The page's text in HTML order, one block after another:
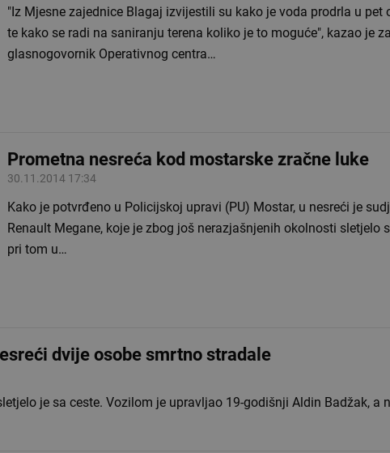
"Iz Mjesne zajednice Blagaj izvijestili su kako je voda prodrla u pet
te kako se radi na saniranju terena koliko je to moguće", kazao je
glasnogovornik Operativnog centra…
Prometna nesreća kod mostarske zračne luke
30.11.2014 17:34
Kako je potvrđeno u Policijskoj upravi (PU) Mostar, u nesreći je
Renault Megane, koje je zbog još nerazjašnjenih okolnosti sletjelo
pri tom u…
dvije osobe smrtno stradale
je sa ceste. Vozilom je upravljao 19-godišnji Aldin Badžak, a